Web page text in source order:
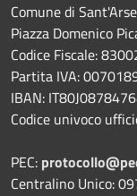
Comune di
Piazza Domenico
Codice Fiscale:
Partita IVA:
IBAN:
Codice univoco
PEC:
Centralino Unico: